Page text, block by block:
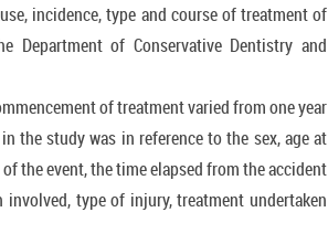
incidence, type and course of treatment of
of Conservative Dentistry and
of treatment varied from one year
the study was in reference to the sex, age at
the event, the time elapsed from the accident
type of injury, treatment undertaken